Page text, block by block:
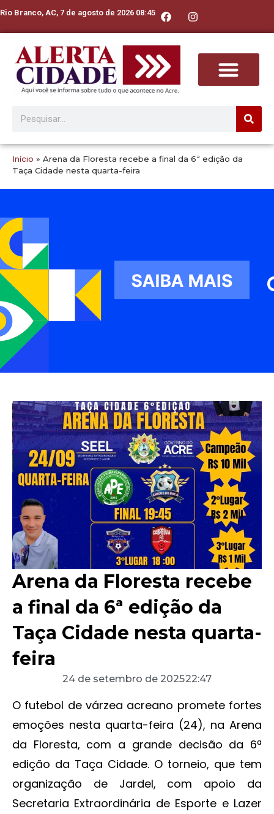
Rio Branco, AC, 7 de agosto de 2026 08:45
Início » Arena da Floresta recebe a final da 6ª edição da
Taça Cidade nesta quarta-feira
Arena da Floresta recebe
a final da 6ª edição da
Taça Cidade nesta quarta-
feira
24 de setembro de 202522:47
O futebol de várzea acreano promete fortes
emoções nesta quarta-feira (24), na Arena
da Floresta, com a grande decisão da 6ª
edição da Taça Cidade. O torneio, que tem
organização de Jardel, com apoio da
Secretaria Extraordinária de Esporte e Lazer